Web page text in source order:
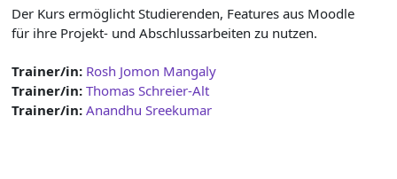
Der Kurs ermöglicht Studierenden, Features aus Moodle
für ihre Projekt- und Abschlussarbeiten zu nutzen.
Trainer/in: Rosh Jomon Mangaly
Trainer/in: Thomas Schreier-Alt
Trainer/in: Anandhu Sreekumar